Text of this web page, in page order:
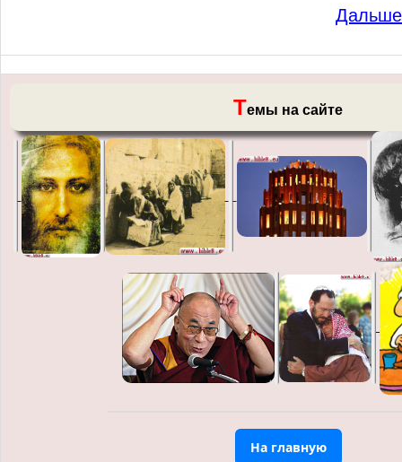
Дальше
Темы на сайте
На главную